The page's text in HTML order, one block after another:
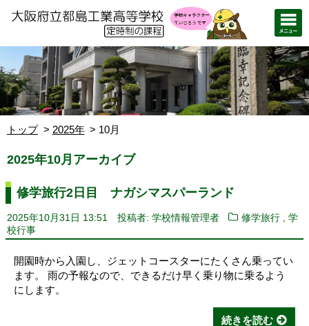
トップ 2025年 10月
2025年10月アーカイブ
修学旅行2日目 ナガシマスパーランド
2025年10月31日 13:51 投稿者: 学校情報管理者 修学旅行 ,学
校行事
開園時から入園し、ジェットコースターにたくさん乗ってい
ます。 雨の予報なので、できるだけ早く乗り物に乗るよう
にします。
続きを読む